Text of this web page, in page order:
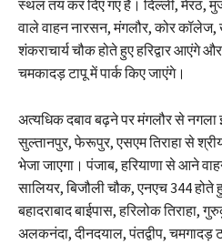
स्थल तय कर दिए गए हैं। दिल्ली, मेरठ,
वाले वाहन नारसन, मंगलौर, कोर कॉलेज,
शंकराचार्य चौक होते हुए हरिद्वार आएंगे
चमकादड़ टापू में पार्क किए जाएंगे।
अत्यधिक दबाव बढ़ने पर मंगलौर से
सुल्तानपुर, फेरूपुर, एसएम तिराहा से
भेजा जाएगा। पंजाब, हरियाणा से आने
सालियर, बिजौली चौक, एनएच 344 होते
बहादराबाद बाईपास, हरिलोक तिराहा,
अलकनंदा, दीनदयाल, पंतद्वीप, चमगादड़